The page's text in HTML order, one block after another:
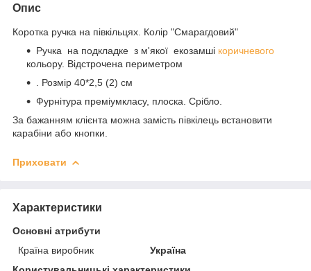
Опис
Коротка ручка на півкільцях. Колір "Смарагдовий"
Ручка на подкладке з м'якої екозамші коричневого
кольору. Відстрочена периметром
. Розмір 40*2,5 (2) см
Фурнітура преміумкласу, плоска. Срібло.
За бажанням клієнта можна замість півкілець встановити
карабіни або кнопки.
Приховати
Характеристики
Основні атрибути
Країна виробник
Україна